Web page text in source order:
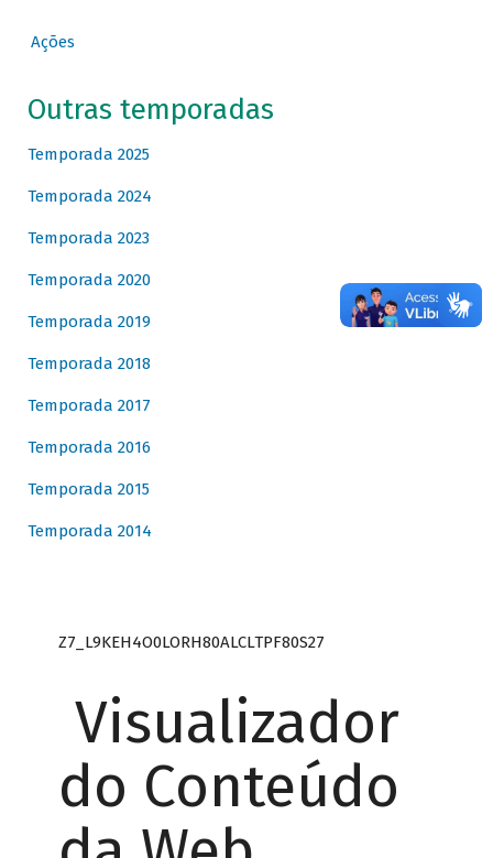
Ações
Outras temporadas
Temporada 2025
Temporada 2024
Temporada 2023
Temporada 2020
Temporada 2019
Temporada 2018
Temporada 2017
Temporada 2016
Temporada 2015
Temporada 2014
Z7_L9KEH4O0LORH80ALCLTPF80S27
Visualizador
do Conteúdo